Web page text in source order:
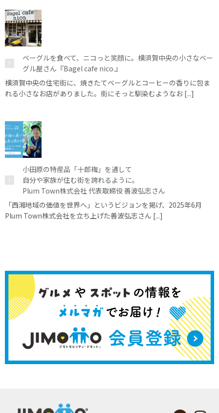
ベーグルを食べて、ニコっと笑顔に。横須賀中央の小さなベー
グル屋さん『Bagel cafe nico.』
横須賀中央の住宅街に、焼きたてベーグルとコーヒーの香りに包ま
れる小さなお店がありました。街にそっと馴染むようなお [...]
小田原の特産品「十郎梅」を通して
自分や家族が住む街を誇れるように。
Plum Town株式会社 代表取締役 善波弘志さん
「西湘地域の価値を世界へ」というビジョンを掲げ、2025年6月
Plum Town株式会社を立ち上げた善波弘志さん [...]